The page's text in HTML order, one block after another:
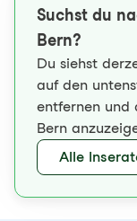
Suchst du
Bern?
Du siehst
auf den
entfernen und
Bern
Alle